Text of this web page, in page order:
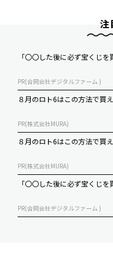
注
「〇〇した後に必ず宝くじ
PR(合同会社デジタルファーム )
８月のロト6はこの方法で買
PR(株式会社MURA)
８月のロト6はこの方法で買
PR(株式会社MURA)
「〇〇した後に必ず宝くじ
PR(合同会社デジタルファーム )